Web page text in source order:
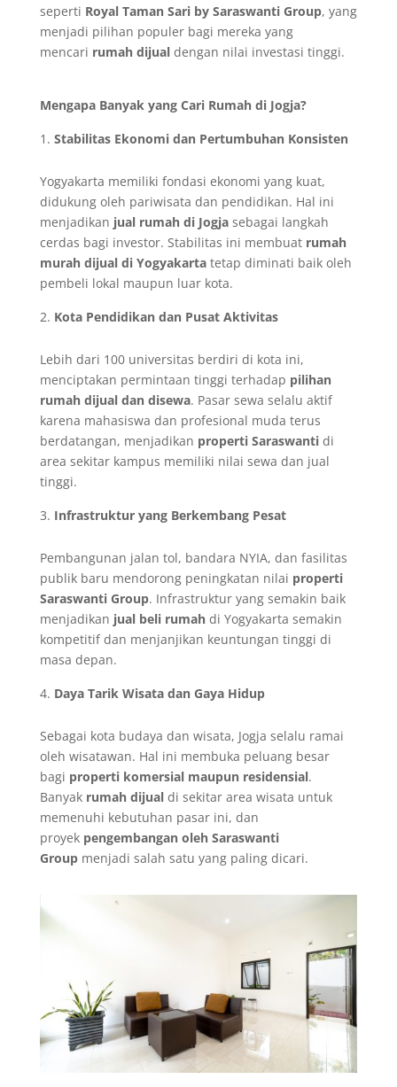
seperti Royal Taman Sari by Saraswanti Group, yang
menjadi pilihan populer bagi mereka yang
mencari rumah dijualdengan nilai investasi tinggi.
Mengapa Banyak yang Cari Rumah di Jogja?
Stabilitas Ekonomi dan Pertumbuhan Konsisten
Yogyakarta memiliki fondasi ekonomi yang kuat,
didukung oleh pariwisata dan pendidikan. Hal ini
menjadikan jual rumah di Jogjasebagai langkah
cerdas bagi investor. Stabilitas ini membuat rumah
murah dijual di Yogyakartatetap diminati baik oleh
pembeli lokal maupun luar kota.
Kota Pendidikan dan Pusat Aktivitas
Lebih dari 100 universitas berdiri di kota ini,
menciptakan permintaan tinggi terhadap pilihan
rumah dijual dan disewa. Pasar sewa selalu aktif
karena mahasiswa dan profesional muda terus
berdatangan, menjadikan properti Saraswantidi
area sekitar kampus memiliki nilai sewa dan jual
tinggi.
Infrastruktur yang Berkembang Pesat
Pembangunan jalan tol, bandara NYIA, dan fasilitas
publik baru mendorong peningkatan nilai properti
Saraswanti Group. Infrastruktur yang semakin baik
menjadikan jual beli rumahdi Yogyakarta semakin
kompetitif dan menjanjikan keuntungan tinggi di
masa depan.
Daya Tarik Wisata dan Gaya Hidup
Sebagai kota budaya dan wisata, Jogja selalu ramai
oleh wisatawan. Hal ini membuka peluang besar
bagi properti komersial maupun residensial.
Banyak rumah dijualdi sekitar area wisata untuk
memenuhi kebutuhan pasar ini, dan
proyek pengembangan oleh Saraswanti
Groupmenjadi salah satu yang paling dicari.